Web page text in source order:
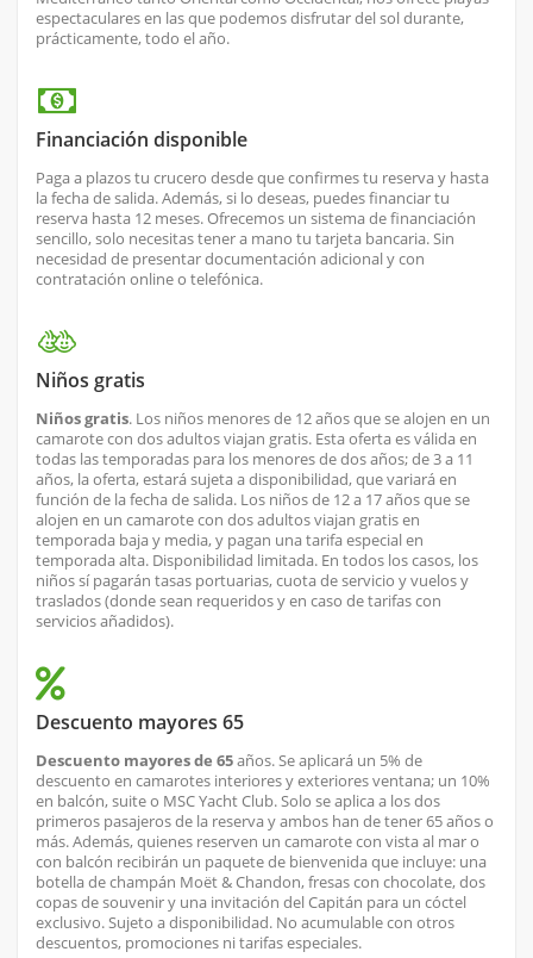
espectaculares en las que podemos disfrutar del sol durante,
prácticamente, todo el año.
Financiación disponible
Paga a plazos tu crucero desde que confirmes tu reserva y hasta
la fecha de salida. Además, si lo deseas, puedes financiar tu
reserva hasta 12 meses. Ofrecemos un sistema de financiación
sencillo, solo necesitas tener a mano tu tarjeta bancaria. Sin
necesidad de presentar documentación adicional y con
contratación online o telefónica.
Niños gratis
Niños gratis. Los niños menores de 12 años que se alojen en un
camarote con dos adultos viajan gratis. Esta oferta es válida en
todas las temporadas para los menores de dos años; de 3 a 11
años, la oferta, estará sujeta a disponibilidad, que variará en
función de la fecha de salida. Los niños de 12 a 17 años que se
alojen en un camarote con dos adultos viajan gratis en
temporada baja y media, y pagan una tarifa especial en
temporada alta. Disponibilidad limitada. En todos los casos, los
niños sí pagarán tasas portuarias, cuota de servicio y vuelos y
traslados (donde sean requeridos y en caso de tarifas con
servicios añadidos).
Descuento mayores 65
Descuento mayores de 65años. Se aplicará un 5% de
descuento en camarotes interiores y exteriores ventana; un 10%
en balcón, suite o MSC Yacht Club. Solo se aplica a los dos
primeros pasajeros de la reserva y ambos han de tener 65 años o
más. Además, quienes reserven un camarote con vista al mar o
con balcón recibirán un paquete de bienvenida que incluye: una
botella de champán Moët & Chandon, fresas con chocolate, dos
copas de souvenir y una invitación del Capitán para un cóctel
exclusivo. Sujeto a disponibilidad. No acumulable con otros
descuentos, promociones ni tarifas especiales.